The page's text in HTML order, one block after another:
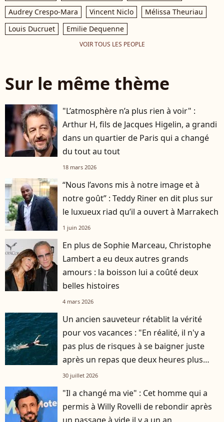
Audrey Crespo-Mara
Vincent Niclo
Mélissa Theuriau
Louis Ducruet
Emilie Dequenne
VOIR TOUS LES PEOPLE
Sur le même thème
"L’atmosphère n’a plus rien à voir" :
Arthur H, fils de Jacques Higelin, a grandi
dans un quartier de Paris qui a changé
du tout au tout
18 mars 2026
“Nous l’avons mis à notre image et à
notre goût” : Teddy Riner en dit plus sur
le luxueux riad qu’il a ouvert à Marrakech
1 juin 2026
En plus de Sophie Marceau, Christophe
Lambert a eu deux autres grands
amours : la boisson lui a coûté deux
belles histoires
4 mars 2026
Un ancien sauveteur rétablit la vérité
pour vos vacances : "En réalité, il n'y a
pas plus de risques à se baigner juste
après un repas que deux heures plus
tard"
30 juillet 2026
"Il a changé ma vie" : Cet homme qui a
permis à Willy Rovelli de rebondir après